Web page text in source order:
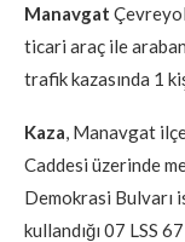
Manavgat
ticari araç ile
trafik kazasında 1
Kaza, Manavgat
Caddesi üzerinde
Demokrasi Bulvarı
kullandığı 07 LSS